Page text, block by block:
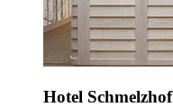
Hotel Schmelzhof